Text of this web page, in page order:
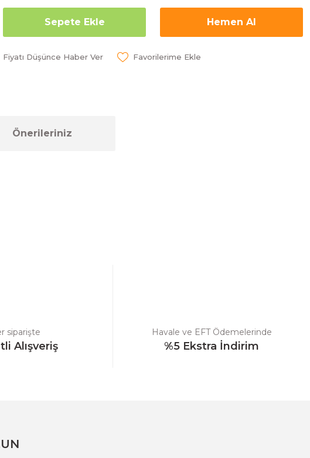
Sepete Ekle Hemen Al
Fiyatı Düşünce Haber Ver
Önerileriniz
siparişte
Alışveriş
Havale ve EFT Ödemelerinde
%5 Ekstra İndirim